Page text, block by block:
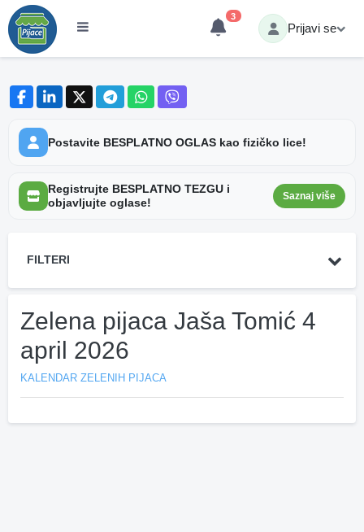
3
Prijavi se
Postavite BESPLATNO OGLAS kao fizičko lice!
Registrujte BESPLATNO TEZGU i
objavljujte oglase!
Saznaj više
FILTERI
Zelena pijaca Jaša Tomić 4
april 2026
KALENDAR ZELENIH PIJACA